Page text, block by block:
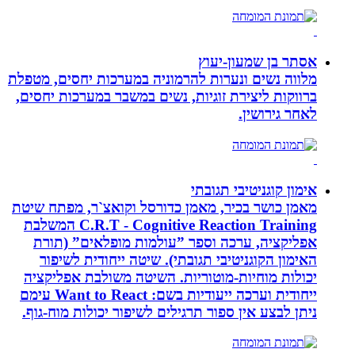
אסתר בן שמעון-יעוץ
מלווה נשים ונערות להרמוניה במערכות יחסים, מטפלת
ברווקות ליצירת זוגיות, נשים במשבר במערכות יחסים,
לאחר גירושין.
אימון קוגניטיבי תגובתי
מאמן כושר בכיר, מאמן כדורסל וקואצ`ר, מפתח שיטת
C.R.T - Cognitive Reaction Training המשלבת
אפליקציה, ערכה וספר ”עולמות מופלאים” (תורת
האימון הקוגניטיבי תגובתי). שיטה ייחודית לשיפור
יכולות מוחיות-מוטוריות. השיטה משולבת אפליקציה
ייחודית וערכה ייעודיות בשם: Want to React עימם
ניתן לבצע אין ספור תרגילים לשיפור יכולות מוח-גוף.